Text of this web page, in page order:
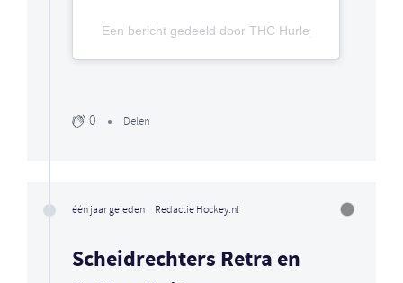
Een bericht gedeeld door THC Hurley (@thchurley)
0 Delen
één jaar geleden Redactie Hockey.nl
Scheidrechters Retra en